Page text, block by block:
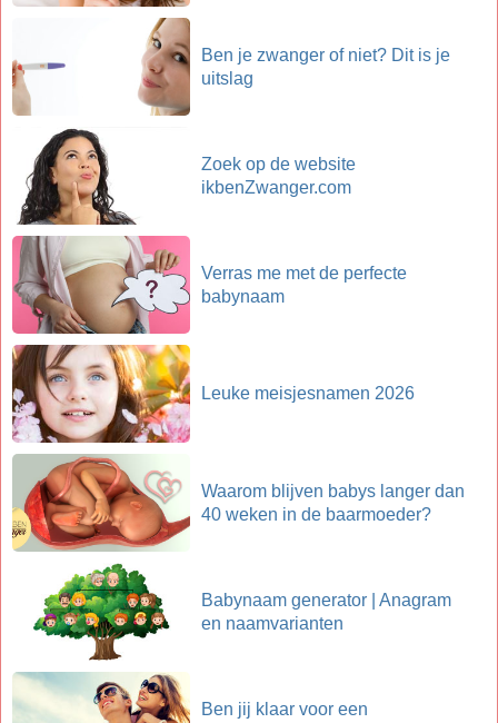
Ben je zwanger of niet? Dit is je
uitslag
Zoek op de website
ikbenZwanger.com
Verras me met de perfecte
babynaam
Leuke meisjesnamen 2026
Waarom blijven babys langer dan
40 weken in de baarmoeder?
Babynaam generator | Anagram
en naamvarianten
Ben jij klaar voor een